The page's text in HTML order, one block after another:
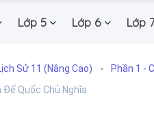
Lớp 5 Lớp 6 Lớp
Sử 11 (Nâng Cao)
Phần 1 -
Đế Quốc Chủ Nghĩa